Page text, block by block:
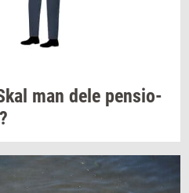
man dele pen­sio­